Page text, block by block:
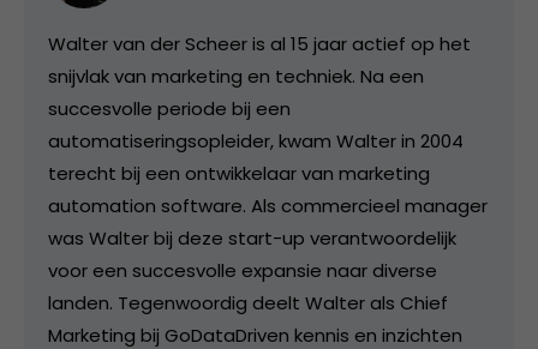
Walter van der Scheer is al 15 jaar actief op het
snijvlak van marketing en techniek. Na een
succesvolle periode bij een
automatiseringsopleider, kwam Walter in 2004
terecht bij een ontwikkelaar van marketing
automation software. Als commercieel manager
was Walter bij deze start-up verantwoordelijk
voor een succesvolle expansie naar diverse
landen. Tegenwoordig deelt Walter als Chief
Marketing bij GoDataDriven kennis en inzichten